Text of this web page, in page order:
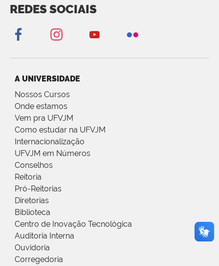
REDES SOCIAIS
A UNIVERSIDADE
Nossos Cursos
Onde estamos
Vem pra UFVJM
Como estudar na UFVJM
Internacionalização
UFVJM em Números
Conselhos
Reitoria
Pró-Reitorias
Diretorias
Biblioteca
Centro de Inovação Tecnológica
Auditoria Interna
Ouvidoria
Corregedoria